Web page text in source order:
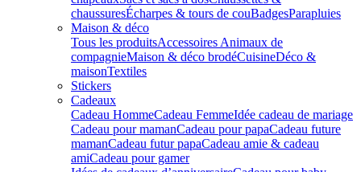
chaussuresÉcharpes & tours de couBadgesParapluies
Maison & déco
Tous les produitsAccessoires Animaux de
compagnieMaison & déco brodéCuisineDéco &
maisonTextiles
Stickers
Cadeaux
Cadeau HommeCadeau FemmeIdée cadeau de mariage​
Cadeau pour mamanCadeau pour papaCadeau future
mamanCadeau futur papaCadeau amie & cadeau
amiCadeau pour gamer